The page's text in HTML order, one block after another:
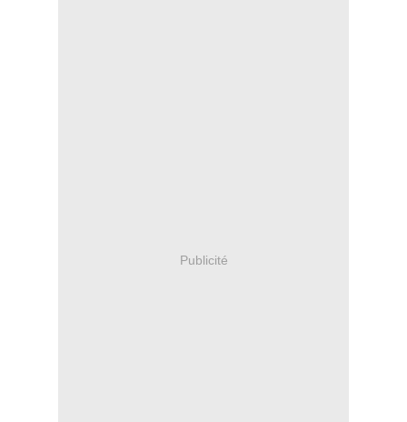
Publicité